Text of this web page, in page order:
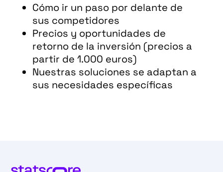
Cómo ir un paso por delante de
sus competidores
Precios y oportunidades de
retorno de la inversión (precios a
partir de 1.000 euros)
Nuestras soluciones se adaptan a
sus necesidades específicas